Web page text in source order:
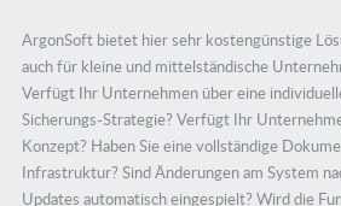
ArgonSoft bietet hier sehr kostengünstige
auch für kleine und mittelständische
Verfügt Ihr Unternehmen über eine
Sicherungs-Strategie? Verfügt Ihr
Konzept? Haben Sie eine vollständige
Infrastruktur? Sind Änderungen am System
Updates automatisch eingespielt? Wird die